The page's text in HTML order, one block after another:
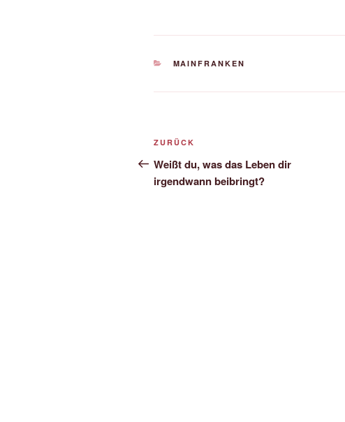
KATEGORIEN
MAINFRANKEN
Beitrags-
Navigation
Vorheriger
Beitrag
ZURÜCK
Weißt du, was das Leben dir
irgendwann beibringt?